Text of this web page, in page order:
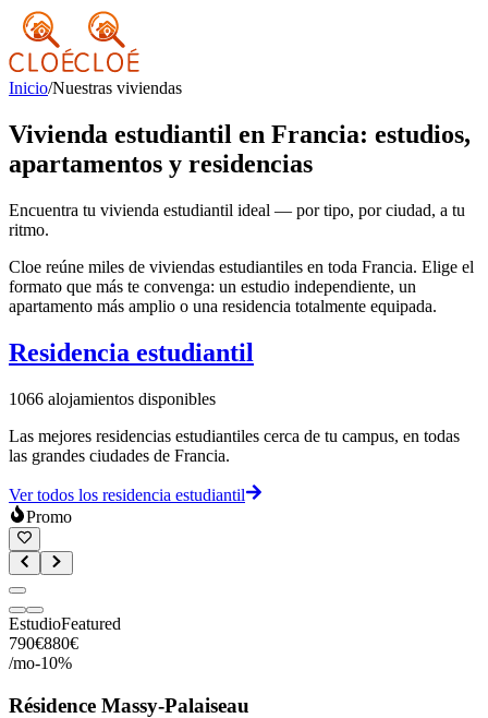
Inicio/Nuestras viviendas
Vivienda estudiantil en Francia: estudios,
apartamentos y residencias
Encuentra tu vivienda estudiantil ideal — por tipo, por ciudad, a tu
ritmo.
Cloe reúne miles de viviendas estudiantiles en toda Francia. Elige el
formato que más te convenga: un estudio independiente, un
apartamento más amplio o una residencia totalmente equipada.
Residencia estudiantil
1066 alojamientos disponibles
Las mejores residencias estudiantiles cerca de tu campus, en todas
las grandes ciudades de Francia.
Ver todos los residencia estudiantil
Promo
EstudioFeatured
790€880€
/mo-10%
Résidence Massy-Palaiseau